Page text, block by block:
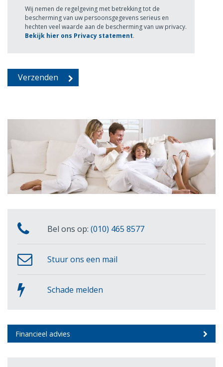
Wij nemen de regelgeving met betrekking tot de
bescherming van uw persoonsgegevens serieus en
hechten veel waarde aan de bescherming van uw privacy.
Bekijk hier ons Privacy statement.
Bel ons op: (010) 465 8577
Stuur ons een mail
Schade melden
Financieel advies